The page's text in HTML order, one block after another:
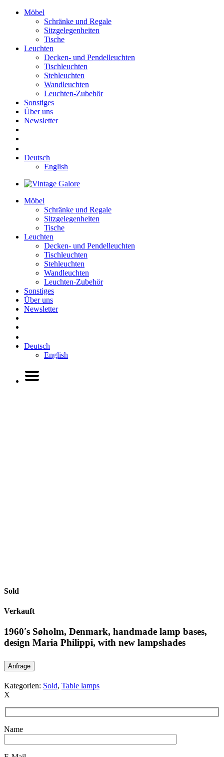
Möbel
Schränke und Regale
Sitzgelegenheiten
Tische
Leuchten
Decken- und Pendelleuchten
Tischleuchten
Stehleuchten
Wandleuchten
Leuchten-Zubehör
Sonstiges
Über uns
Newsletter
Deutsch
English
Möbel
Schränke und Regale
Sitzgelegenheiten
Tische
Leuchten
Decken- und Pendelleuchten
Tischleuchten
Stehleuchten
Wandleuchten
Leuchten-Zubehör
Sonstiges
Über uns
Newsletter
Deutsch
English
Sold
Verkauft
1960′s Søholm, Denmark, handmade lamp bases,
design Maria Philippi, with new lampshades
Anfrage
Kategorien: Sold, Table lamps
X
Name